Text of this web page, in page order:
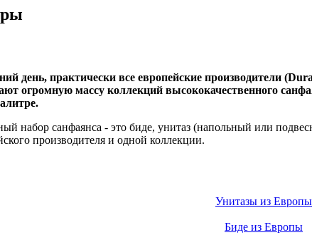
день, практически все европейские производители
огромную массу коллекций высококачественного
набор санфаянса - это биде, унитаз (напольный или
производителя и одной коллекции.
Унитазы из Европы
Биде из Европы